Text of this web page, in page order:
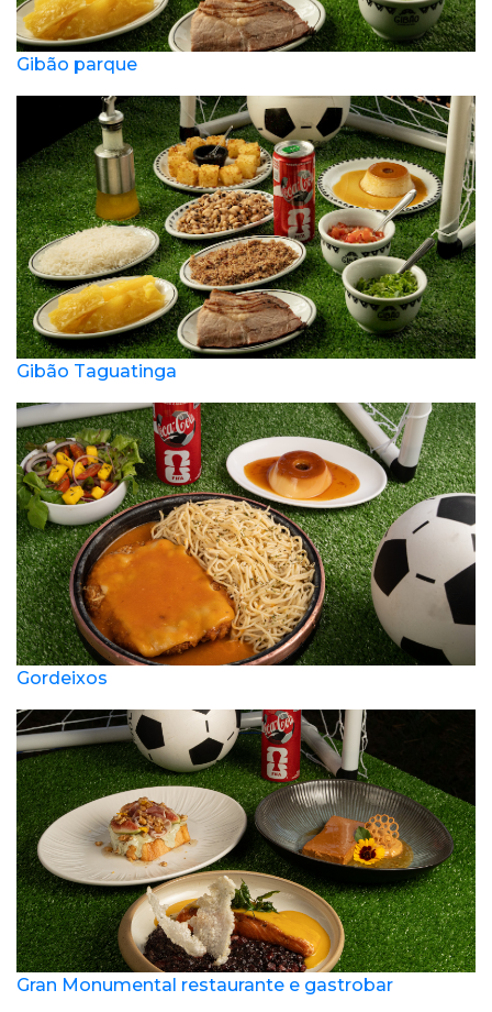
Gibão parque
Gibão Taguatinga
Gordeixos
Gran Monumental restaurante e gastrobar